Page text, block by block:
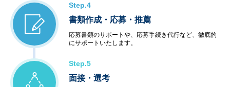
Step.4
書類作成・応募・推薦
応募書類のサポートや、応募手続き代行など、徹底的
にサポートいたします。
Step.5
面接・選考